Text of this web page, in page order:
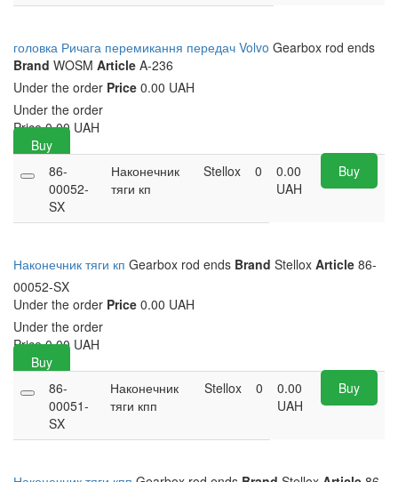
головка Ричага перемикання передач Volvo Gearbox rod ends
Brand WOSM Article A-236
Under the order Price 0.00 UAH
Under the order
Price 0.00 UAH
Buy
86-
00052-
SX
Наконечник
тяги кп
Stellox 0
0.00
UAH
Buy
Наконечник тяги кп Gearbox rod ends Brand Stellox Article 86-
00052-SX
Under the order Price 0.00 UAH
Under the order
Price 0.00 UAH
Buy
86-
00051-
SX
Наконечник
тяги кпп
Stellox 0
0.00
UAH
Buy